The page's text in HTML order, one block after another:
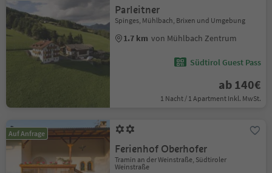
Parleitner
Spinges, Mühlbach, Brixen und Umgebung
1.7 km von Mühlbach Zentrum
Südtirol Guest Pass
ab 140€
1 Nacht / 1 Apartment Inkl. MwSt.
Auf Anfrage
Ferienhof Oberhofer
Tramin an der Weinstraße, Südtiroler
Weinstraße